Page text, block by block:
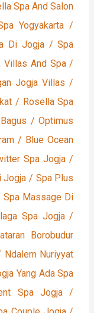
Spa And Salon
Yogyakarta /
Di Jogja / Spa
Villas And Spa /
Jogja Villas /
/ Rosella Spa
/ Optimus
/ Blue Ocean
Spa Jogja /
Jogja / Spa Plus
Massage Di
Spa Jogja /
Borobudur
Nuriyyat
Yang Ada Spa
Spa Jogja /